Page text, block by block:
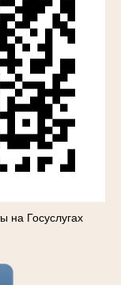
на Госуслугах